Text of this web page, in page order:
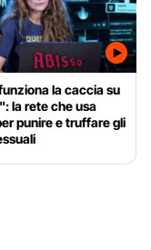
la caccia su
la rete che usa
punire e truffare gli